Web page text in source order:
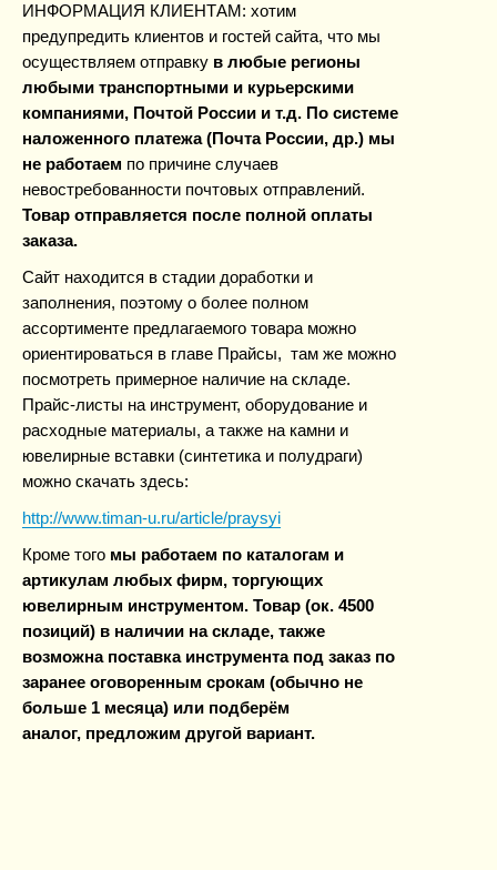
ИНФОРМАЦИЯ КЛИЕНТАМ: хотим
предупредить клиентов и гостей сайта, что мы
осуществляем отправку в любые регионы
любыми транспортными и курьерскими
компаниями, Почтой России и т.д. По системе
наложенного платежа (Почта России, др.) мы
не работаем по причине случаев
невостребованности почтовых отправлений.
Товар отправляется после полной оплаты
заказа.
Сайт находится в стадии доработки и
заполнения, поэтому о более полном
ассортименте предлагаемого товара можно
ориентироваться в главе Прайсы, там же можно
посмотреть примерное наличие на складе.
Прайс-листы на инструмент, оборудование и
расходные материалы, а также на камни и
ювелирные вставки (синтетика и полудраги)
можно скачать здесь:
http://www.timan-u.ru/article/praysyi
Кроме того мы работаем по каталогам и
артикулам любых фирм, торгующих
ювелирным инструментом. Товар (ок. 4500
позиций) в наличии на складе, также
возможна поставка инструмента под заказ по
заранее оговоренным срокам (обычно не
больше 1 месяца) или подберём
аналог, предложим другой вариант.